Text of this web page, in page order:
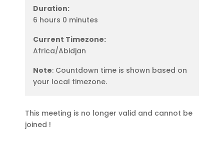
Duration:
6 hours 0 minutes
Current Timezone:
Africa/Abidjan
Note: Countdown time is shown based on
your local timezone.
This meeting is no longer valid and cannot be
joined !